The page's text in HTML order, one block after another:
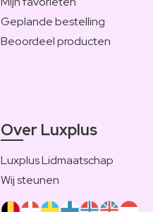
Geplande bestelling
Beoordeel producten
Over Luxplus
Luxplus Lidmaatschap
Wij steunen